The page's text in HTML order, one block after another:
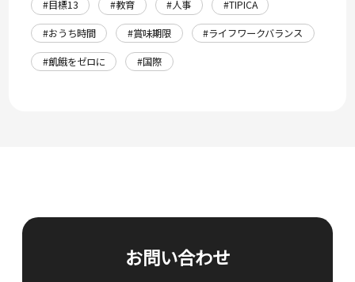
#目標13
#教育 #人事
#TIPICA
#おうち時間
#賞味期限
#ライフワークバランス
#飢餓をゼロに
#国際
お問い合わせ